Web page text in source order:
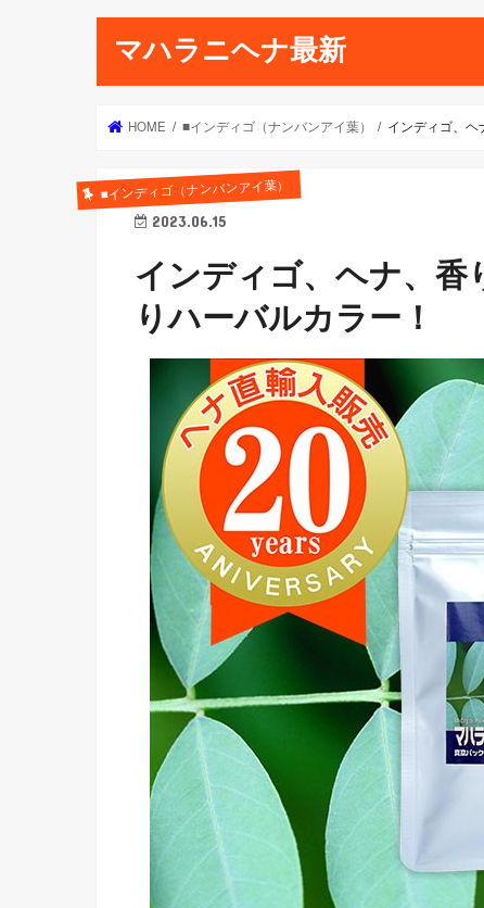
マハラニヘナ最新
HOME ■インディゴ（ナンバンアイ葉） インディゴ、ヘ
■インディゴ（ナンバンアイ葉）
2023.06.15
インディゴ、ヘナ、香
りハーバルカラー！